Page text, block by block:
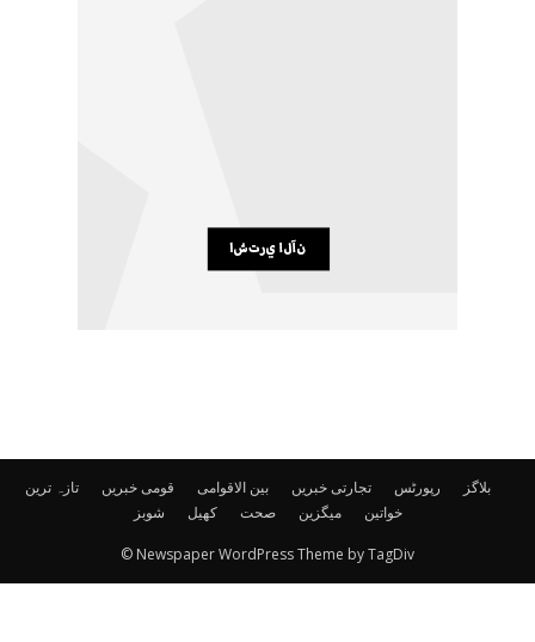
تازہ ترین قومی خبریں بین الاقوامی تجارتی خبریں رپورٹس
بلاگز
شوبز
کھیل صحت میگزین خواتین
© Newspaper WordPress Theme by TagDiv